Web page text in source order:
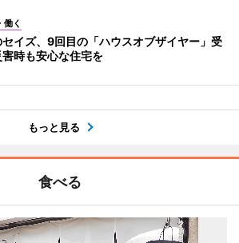
働く
イズ、9回目の「ハウスオブザイヤー」受
時も安心な住宅を
もっと見る
食べる